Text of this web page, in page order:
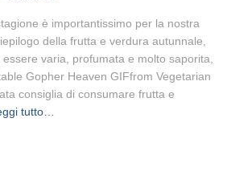
è importantissimo per la nostra
della frutta e verdura autunnale,
varia, profumata e molto saporita,
Gopher Heaven GIFfrom Vegetarian
consiglia di consumare frutta e
tutto…